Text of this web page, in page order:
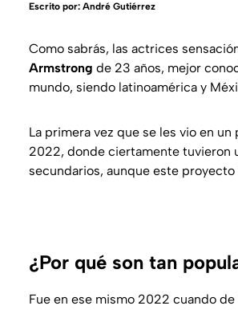
Escrito por: André Gutiérrez
Como sabrás, las actrices
Armstrong de 23 años, mejor
mundo, siendo latinoamérica y
La primera vez que se les vio en
2022, donde ciertamente tuvieron
secundarios, aunque este
¿Por qué son tan
Fue en ese mismo 2022 cuando de